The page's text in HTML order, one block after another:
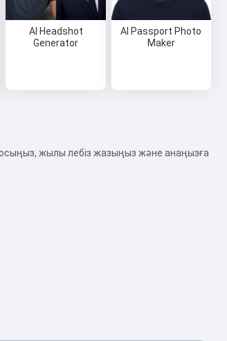
AI Headshot
Generator
AI Passport Photo
Maker
жылы лебіз жазыңыз және анаңызға